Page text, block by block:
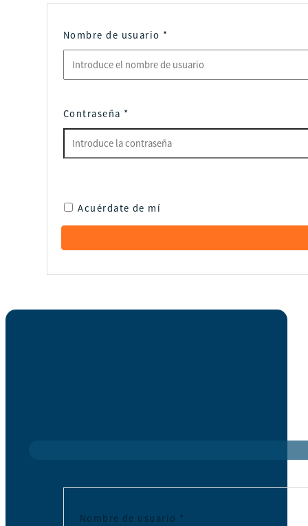
Nombre de usuario *
Contraseña *
Acuérdate de mí
Nombre de usuario *